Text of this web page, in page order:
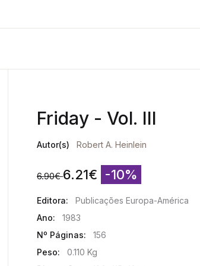
Friday - Vol. III
Autor(s) Robert A. Heinlein
6.90€ 6.21€ -10%
Editora:
Publicações Europa-América
Ano:
1983
Nº Páginas:
156
Peso:
0.110 Kg